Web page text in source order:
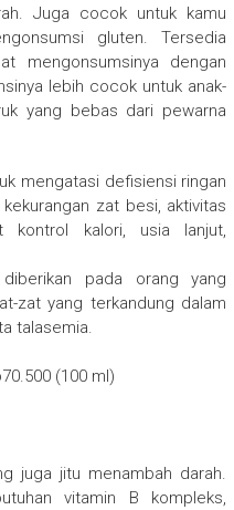
Juga cocok untuk kamu
gluten. Tersedia
mengonsumsinya dengan
lebih cocok untuk anak-
yang bebas dari pewarna
mengatasi defisiensi ringan
zat besi, aktivitas
kalori, usia lanjut,
pada orang yang
zat yang terkandung dalam
talasemia.
(100 ml)
juga jitu menambah darah.
vitamin B kompleks,